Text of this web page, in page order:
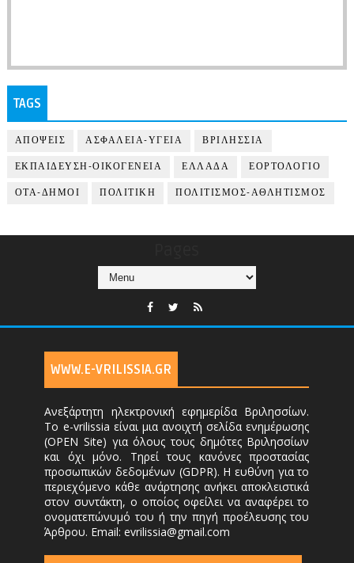
TAGS
ΑΠΟΨΕΙΣ ΑΣΦΑΛΕΙΑ-ΥΓΕΙΑ ΒΡΙΛΗΣΣΙΑ
ΕΚΠΑΙΔΕΥΣΗ-ΟΙΚΟΓΕΝΕΙΑ ΕΛΛΑΔΑ ΕΟΡΤΟΛΟΓΙΟ
ΟΤΑ-ΔΗΜΟΙ ΠΟΛΙΤΙΚΗ ΠΟΛΙΤΙΣΜΟΣ-ΑΘΛΗΤΙΣΜΟΣ
WWW.E-VRILISSIA.GR
Ανεξάρτητη ηλεκτρονική εφημερίδα Βριλησσίων.
Το e-vrilissia είναι μια ανοιχτή σελίδα ενημέρωσης
(OPEN Site) για όλους τους δημότες Βριλησσίων
και όχι μόνο. Τηρεί τους κανόνες προστασίας
προσωπικών δεδομένων (GDPR). Η ευθύνη για το
περιεχόμενο κάθε ανάρτησης ανήκει αποκλειστικά
στον συντάκτη, ο οποίος οφείλει να αναφέρει το
ονοματεπώνυμό του ή την πηγή προέλευσης του
Άρθρου. Email: evrilissia@gmail.com